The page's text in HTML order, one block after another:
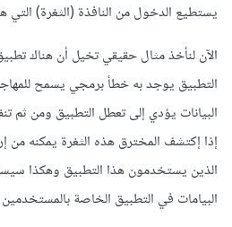
يستطيع الدخول من النافذة (الثغرة) التي
الآن لنأخذ مثال حقيقي تخيل أن هناك
التطبيق يوجد به خطأ برمجي يسمح
البيانات يؤدي إلى تعطل التطبيق ومن ثم
إذا إكتشف المخترق هذه الثغرة يمكنه
الذين يستخدمون هذا التطبيق وهكذا
البيامات في التطبيق الخاصة بالمستخدمين